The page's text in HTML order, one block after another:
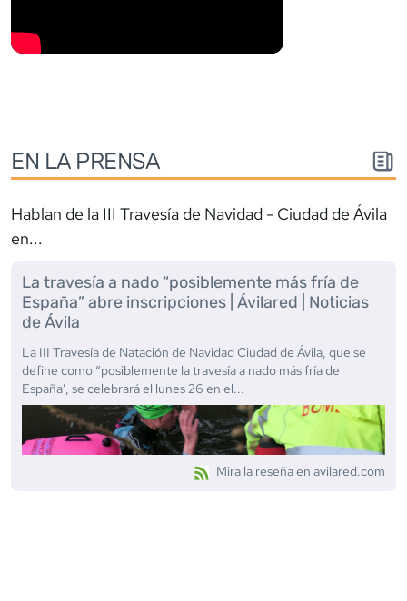
EN LA PRENSA
Hablan de la III Travesía de Navidad - Ciudad de Ávila
en...
La travesía a nado “posiblemente más fría de
España” abre inscripciones | Ávilared | Noticias
de Ávila
La III Travesía de Natación de Navidad Ciudad de Ávila, que se
define como “posiblemente la travesía a nado más fría de
España’, se celebrará el lunes 26 en el...
Mira la reseña en avilared.com